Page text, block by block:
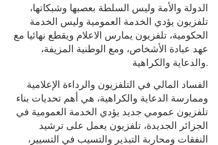
الدولة والأمة وليس السلطة بعصبها وشبكاتها،
تلفزيون يؤدي الخدمة العمومية وليس الخدمة
الحكومية، تلفزيون يمارس الاعلام ويقطع نهائيا مع
عهد عبادة الأشخاص، ومع الوطنية المزيفة،
والدعاية والكراهية.
الفساد المالي في التلفزيون والرداءة الإعلامية
وممارسة الدعاية والكراهية، هي أهم تحديات بناء
تلفزيون عمومي جديد يؤدي الخدمة العمومية في
الجزائر الجديدة، تلفزيون يعمل على ترشيد
النفقات ومحاربة التبذير والتسيب في التسيير،